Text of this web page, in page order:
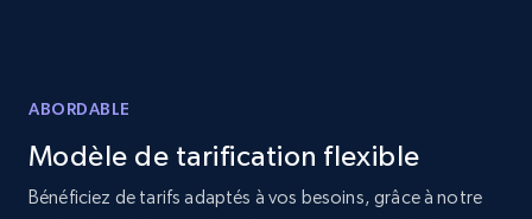
Amazon products global dataset -
ABORDABLE
Modèle de tarification flexible
Bénéficiez de tarifs adaptés à vos besoins, grâce à notre